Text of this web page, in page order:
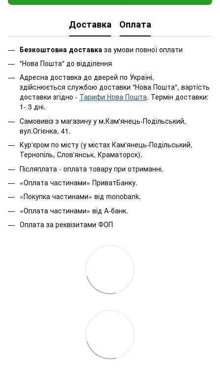
Доставка Оплата
Безкоштовна доставка за умови повної оплати
"Нова Пошта" до відділення
Адресна доставка до дверей по Україні,
здійснюється службою доставки "Нова Пошта", вартість
доставки згідно - Тарифи Нова Пошта. Термін доставки:
1- 3 дні.
Самовивіз з магазину у м.Кам'янець-Подільський,
вул.Огієнка, 41.
Кур'єром по місту (у містах Кам'янець-Подільський,
Тернопіль, Слов'янськ, Краматорск).
Післяплата - оплата товару при отриманні.
«Оплата частинами» ПриватБанку.
«Покупка частинами» від monobank.
«Оплата частинами» від А-банк.
Оплата за реквізитами ФОП